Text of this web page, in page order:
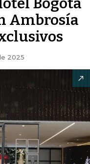
Ambrosía
2025